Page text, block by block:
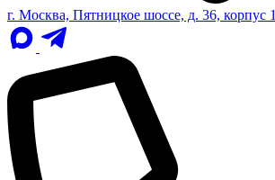
г. Москва, Пятницкое шоссе, д. 36, корпус 1